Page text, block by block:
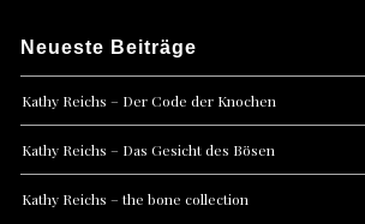
Neueste Beiträge
Kathy Reichs – Der Code der Knochen
Kathy Reichs – Das Gesicht des Bösen
Kathy Reichs – the bone collection